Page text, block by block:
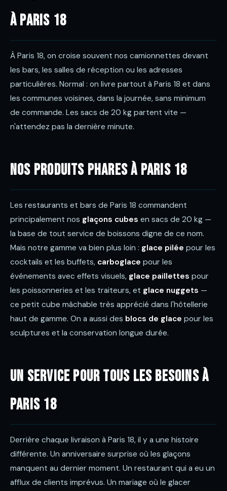
à Paris 18
À Paris 18, on croise souvent nos camionnettes devant
les bars, les salles de réception ou les adresses
particulières. Normal : on livre partout à Paris 18 et dans
les communes voisines, dans la journée, sans minimum
de commande. Les sacs de 20 kg partent vite —
n'attendez pas la dernière minute.
Nos produits phares à Paris 18
Les restaurants et bars de Paris 18 commandent
principalement nos glaçons cubes en sacs de 20 kg —
la base de tout service de boissons digne de ce nom.
Mais notre gamme va bien plus loin : glace pilée pour les
cocktails et les buffets, carboglace pour les
événements avec effets visuels, glace paillettes pour
les poissonneries et les traiteurs, et glace nuggets —
ce petit cube mâchable très apprécié dans l'hôtellerie
haut de gamme. On a aussi des blocs de glace pour les
sculptures et la conservation longue durée.
Un service pour tous les besoins à
Paris 18
Derrière chaque livraison à Paris 18, il y a une histoire
différente. Un anniversaire surprise où les glaçons
manquent au dernier moment. Un restaurant qui a eu un
afflux de clients imprévus. Un mariage où le glacer